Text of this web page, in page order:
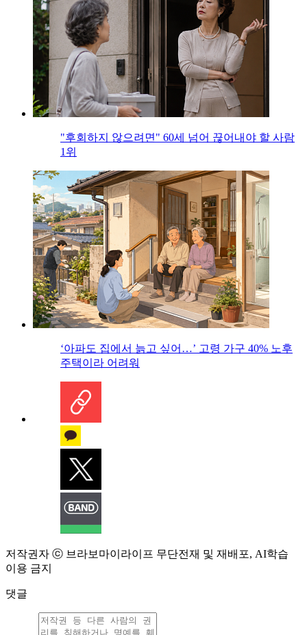
"후회하지 않으려면" 60세 넘어 끊어내야 할 사람
1위
‘아파도 집에서 늙고 싶어…’ 고령 가구 40% 노후
주택이라 어려워
저작권자 ⓒ 브라보마이라이프 무단전재 및 재배포, AI학습
이용 금지
댓글